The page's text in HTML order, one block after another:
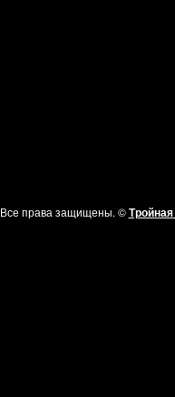
Все права защищены. ©